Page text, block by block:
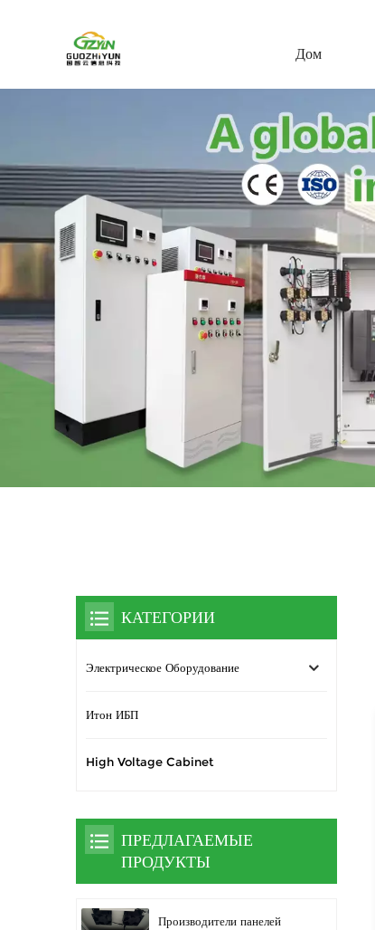
Дом
КАТЕГОРИИ
Электрическое Оборудование
Итон ИБП
High Voltage Cabinet
ПРЕДЛАГАЕМЫЕ
ПРОДУКТЫ
Производители панелей